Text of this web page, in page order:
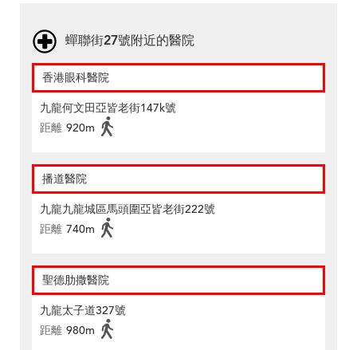
蟬聯街27號附近的醫院
香港眼科醫院
九龍何文田亞皆老街147k號
距離 920m
播道醫院
九龍九龍城區馬頭圍亞皆老街222號
距離 740m
聖德肋撒醫院
九龍太子道327號
距離 980m